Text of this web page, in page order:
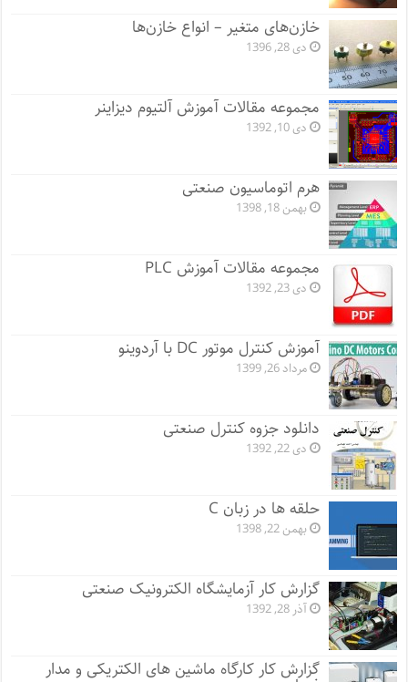
خازن‌های متغیر – انواع خازن‌ها
دی 28, 1396
مجموعه مقالات آموزش آلتیوم دیزاینر
دی 10, 1392
هرم اتوماسیون صنعتی
بهمن 18, 1398
مجموعه مقالات آموزش PLC
دی 23, 1392
آموزش کنترل موتور DC با آردوینو
مرداد 26, 1399
دانلود جزوه کنترل صنعتی
دی 22, 1392
حلقه ها در زبان C
بهمن 22, 1398
گزارش کار آزمایشگاه الکترونیک صنعتی
آذر 28, 1392
گزارش کار کارگاه ماشین های الکتریکی و مدار